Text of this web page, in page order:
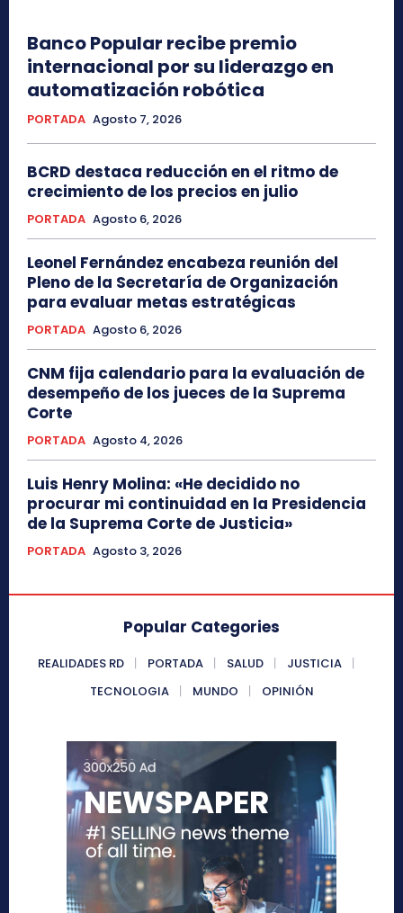
Banco Popular recibe premio
internacional por su liderazgo en
automatización robótica
PORTADA Agosto 7, 2026
BCRD destaca reducción en el ritmo de
crecimiento de los precios en julio
PORTADA Agosto 6, 2026
Leonel Fernández encabeza reunión del
Pleno de la Secretaría de Organización
para evaluar metas estratégicas
PORTADA Agosto 6, 2026
CNM fija calendario para la evaluación de
desempeño de los jueces de la Suprema
Corte
PORTADA Agosto 4, 2026
Luis Henry Molina: «He decidido no
procurar mi continuidad en la Presidencia
de la Suprema Corte de Justicia»
PORTADA Agosto 3, 2026
Popular Categories
REALIDADES RD PORTADA SALUD
JUSTICIA
TECNOLOGIA
MUNDO OPINIÓN